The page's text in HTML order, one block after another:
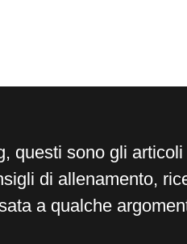
questi sono gli
di allenamento,
a qualche